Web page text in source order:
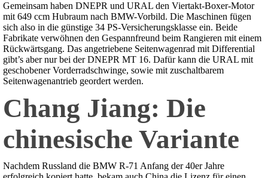
Gemeinsam haben DNEPR und URAL den Viertakt-Boxer-Motor
mit 649 ccm Hubraum nach BMW-Vorbild. Die Maschinen fügen
sich also in die günstige 34 PS-Versicherungsklasse ein. Beide
Fabrikate verwöhnen den Gespannfreund beim Rangieren mit einem
Rückwärtsgang. Das angetriebene Seitenwagenrad mit Differential
gibt’s aber nur bei der DNEPR MT 16. Dafür kann die URAL mit
geschobener Vorderradschwinge, sowie mit zuschaltbarem
Seitenwagenantrieb geordert werden.
Chang Jiang: Die
chinesische Variante
Nachdem Russland die BMW R-71 Anfang der 40er Jahre